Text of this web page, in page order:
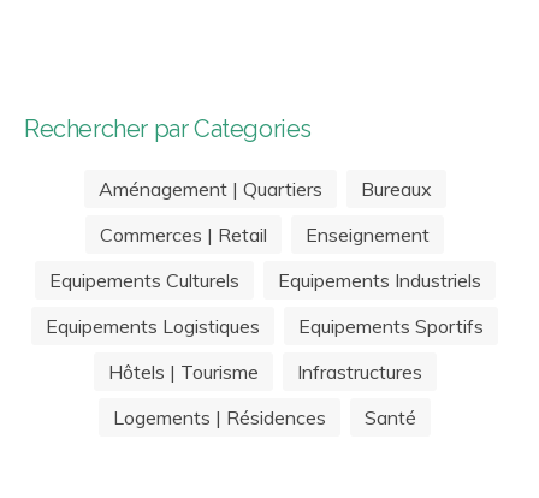
Rechercher par Categories
Aménagement | Quartiers
Bureaux
Commerces | Retail
Enseignement
Equipements Culturels
Equipements Industriels
Equipements Logistiques
Equipements Sportifs
Hôtels | Tourisme
Infrastructures
Logements | Résidences
Santé